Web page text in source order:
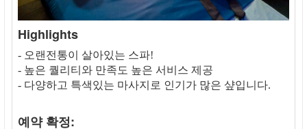
Highlights
- 오랜전통이 살아있는 스파!
- 높은 퀄리티와 만족도 높은 서비스 제공
- 다양하고 특색있는 마사지로 인기가 많은 샾입니다.
예약 확정: